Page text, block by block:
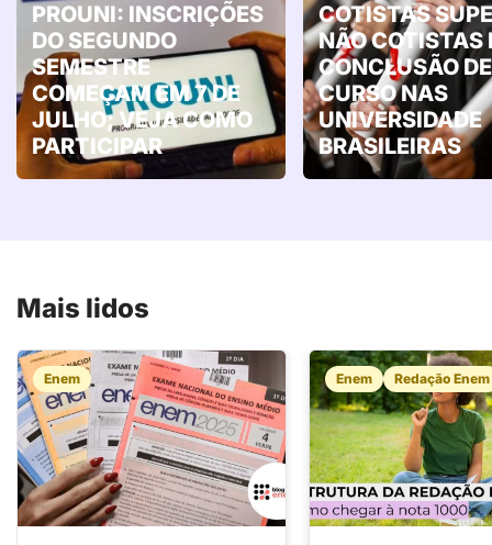
PROUNI: INSCRIÇÕES
DO SEGUNDO
SEMESTRE
COMEÇAM EM 7 DE
JULHO; VEJA COMO
PARTICIPAR
COTISTAS
NÃO COTISTAS
CONCLUSÃO DE
CURSO NAS
UNIVERSIDADE
BRASILEIRAS
Mais lidos
Enem Enem Redação Enem